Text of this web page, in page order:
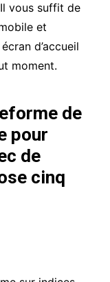
vous suffit de
et
d’accueil
moment.
de
pour
de
cinq